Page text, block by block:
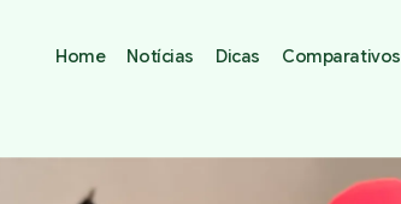
Home Notícias Dicas Comparativos